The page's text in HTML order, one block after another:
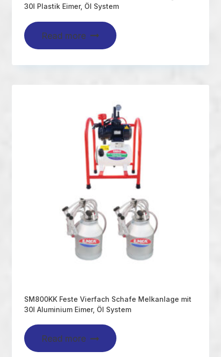
30l Plastik Eimer, Öl System
Read more
SM800KK Feste Vierfach Schafe Melkanlage mit
30l Aluminium Eimer, Öl System
Read more